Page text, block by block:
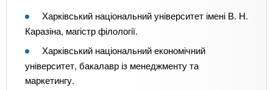
Харківський національний університет імені В. Н.
Каразіна, магістр філології.
Харківський національний економічний
університет, бакалавр із менеджменту та
маркетингу.